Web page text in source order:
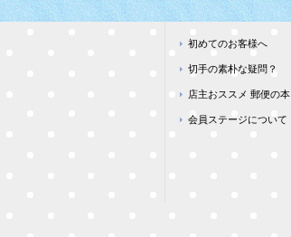
初めてのお客様へ
切手の素朴な疑問？
店主おススメ 郵便の本
会員ステージについて